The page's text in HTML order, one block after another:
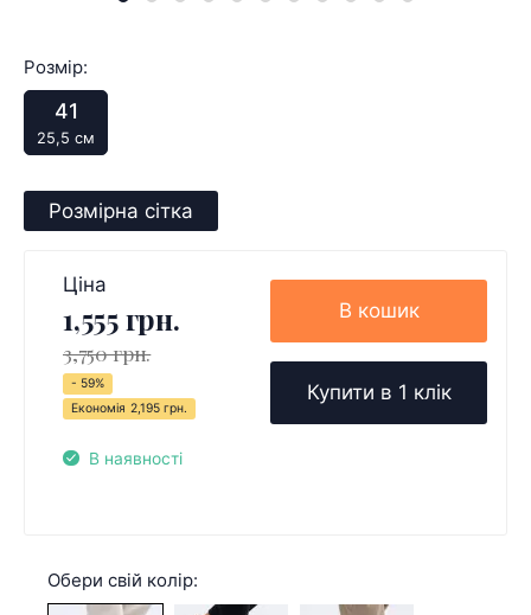
Розмір:
41
25,5 см
Розмірна сітка
Ціна
1,555 грн.
3,750 грн.
- 59%
Економія 2,195 грн.
В наявності
В кошик
Купити в 1 клік
Обери свій колір: